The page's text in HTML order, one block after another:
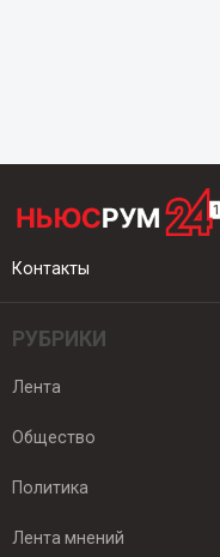
Контакты
РУБРИКИ
Лента
Общество
Политика
Лента мнений